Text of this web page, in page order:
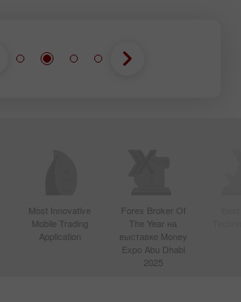
Most Innovative
Mobile Trading
Application
Forex Broker Of
The Year на
выставке Money
Expo Abu Dhabi
2025